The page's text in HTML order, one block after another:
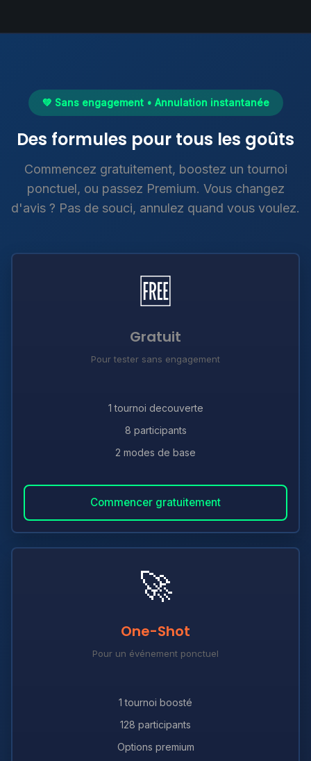
💚 Sans engagement • Annulation instantanée
Des formules pour tous les goûts
Commencez gratuitement, boostez un tournoi
ponctuel, ou passez Premium. Vous changez
d'avis ? Pas de souci, annulez quand vous voulez.
🆓
Gratuit
Pour tester sans engagement
1 tournoi decouverte
8 participants
2 modes de base
Commencer gratuitement
🚀
One-Shot
Pour un événement ponctuel
1 tournoi boosté
128 participants
Options premium